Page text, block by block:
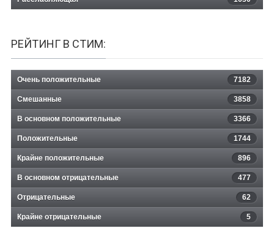
РЕЙТИНГ В СТИМ:
Очень положительные 7182
Смешанные 3858
В основном положительные 3366
Положительные 1744
Крайне положительные 896
В основном отрицательные 477
Отрицательные 62
Крайне отрицательные 5